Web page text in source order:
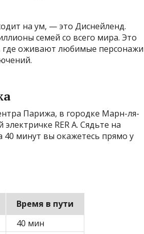
на ум, — это Диснейленд.
семей со всего мира. Это
где оживают любимые персонажи
Парижа, в городке Марн-ля-
RER A. Сядьте на
40 минут вы окажетесь прямо у
Время в пути
40 мин